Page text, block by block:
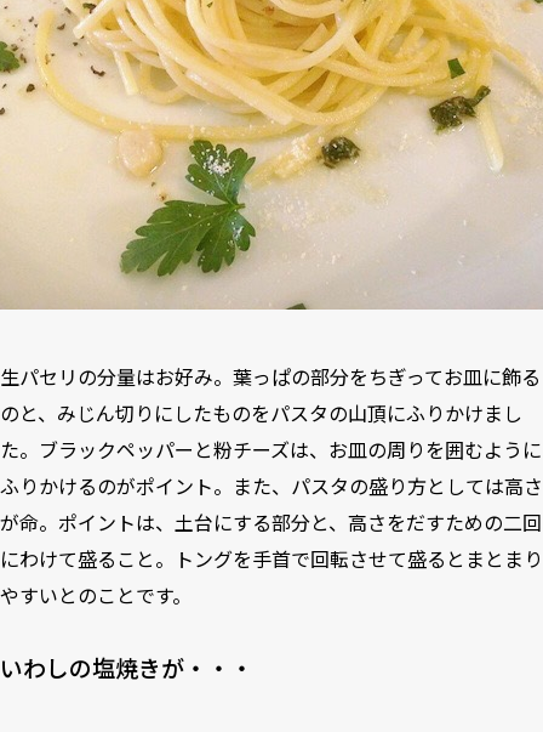
生パセリの分量はお好み。葉っぱの部分をちぎってお皿に飾る
のと、みじん切りにしたものをパスタの山頂にふりかけまし
た。ブラックペッパーと粉チーズは、お皿の周りを囲むように
ふりかけるのがポイント。また、パスタの盛り方としては高さ
が命。ポイントは、土台にする部分と、高さをだすための二回
にわけて盛ること。トングを手首で回転させて盛るとまとまり
やすいとのことです。
いわしの塩焼きが・・・